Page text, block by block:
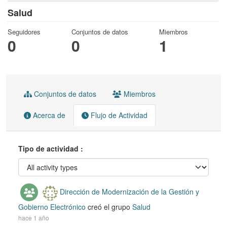
Salud
Seguidores
0
Conjuntos de datos
0
Miembros
1
Conjuntos de datos Miembros
Acerca de Flujo de Actividad
Tipo de actividad
Dirección de Modernización de la Gestión y
Gobierno Electrónico creó el grupo Salud
hace 1 año